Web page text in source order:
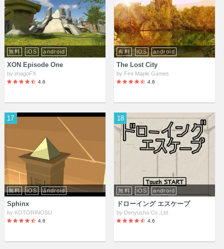
無料 iOS android
XON Episode One
by imagoFX
4.6
有料 iOS android
The Lost City
by Fire Maple Games
4.6
17
無料 iOS android
Sphinx
by KOTORINOSU
4.6
18
無料 iOS android
ドローイング エスケープ
by Denyusha Co.,Ltd.
4.6